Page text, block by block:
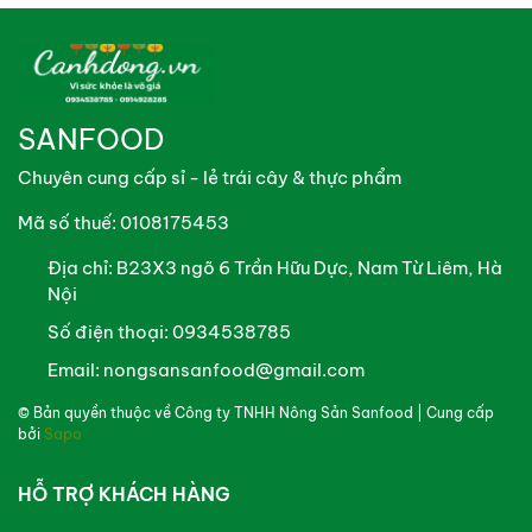
SANFOOD
Chuyên cung cấp sỉ - lẻ trái cây & thực phẩm
Mã số thuế: 0108175453
Địa chỉ: B23X3 ngõ 6 Trần Hữu Dực, Nam Từ Liêm, Hà
Nội
Số điện thoại: 0934538785
Email: nongsansanfood@gmail.com
© Bản quyền thuộc về Công ty TNHH Nông Sản Sanfood
| Cung cấp
bởi Sapo
HỖ TRỢ KHÁCH HÀNG